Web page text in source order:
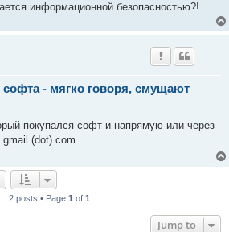
информационной безопасностью?!
- мягко говоря, смущают
покупался софт и напрямую или через
(dot) com
2 posts • Page 1 of 1
Jump to